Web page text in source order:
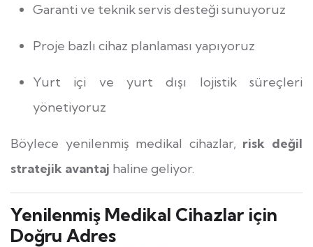
Garanti ve teknik servis desteği sunuyoruz
Proje bazlı cihaz planlaması yapıyoruz
Yurt içi ve yurt dışı lojistik süreçleri
yönetiyoruz
Böylece yenilenmiş medikal cihazlar, risk değil
stratejik avantaj haline geliyor.
Yenilenmiş Medikal Cihazlar için
Doğru Adres